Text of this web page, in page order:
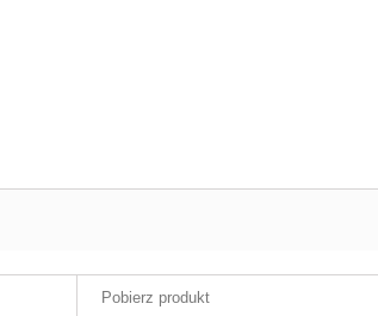
Pobierz produkt